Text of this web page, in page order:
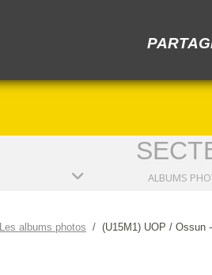
ALBUMS
Les albums photos (U15M1) UOP / Ossun